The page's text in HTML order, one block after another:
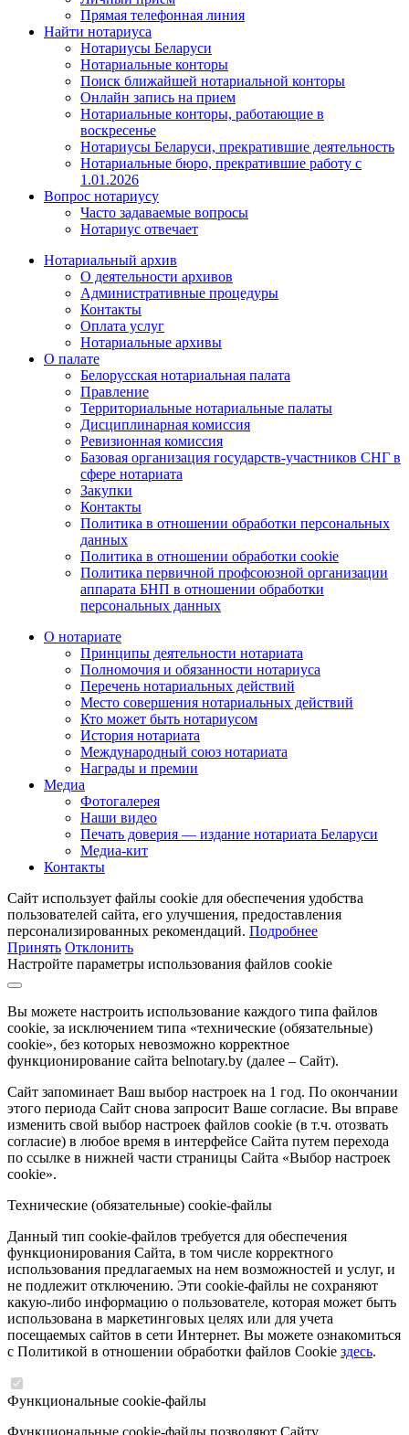
Прямая телефонная линия
Найти нотариуса
Нотариусы Беларуси
Нотариальные конторы
Поиск ближайшей нотариальной конторы
Онлайн запись на прием
Нотариальные конторы, работающие в
воскресенье
Нотариусы Беларуси, прекратившие деятельность
Нотариальные бюро, прекратившие работу с
1.01.2026
Вопрос нотариусу
Часто задаваемые вопросы
Нотариус отвечает
Нотариальный архив
О деятельности архивов
Административные процедуры
Контакты
Оплата услуг
Нотариальные архивы
О палате
Белорусская нотариальная палата
Правление
Территориальные нотариальные палаты
Дисциплинарная комиссия
Ревизионная комиссия
Базовая организация государств-участников СНГ в
сфере нотариата
Закупки
Контакты
Политика в отношении обработки персональных
данных
Политика в отношении обработки cookie
Политика первичной профсоюзной организации
аппарата БНП в отношении обработки
персональных данных
О нотариате
Принципы деятельности нотариата
Полномочия и обязанности нотариуса
Перечень нотариальных действий
Место совершения нотариальных действий
Кто может быть нотариусом
История нотариата
Международный союз нотариата
Награды и премии
Медиа
Фотогалерея
Наши видео
Печать доверия — издание нотариата Беларуси
Медиа-кит
Контакты
Сайт использует файлы cookie для обеспечения удобства
пользователей сайта, его улучшения, предоставления
персонализированных рекомендаций. Подробнее
Принять Отклонить
Настройте параметры использования файлов cookie
Вы можете настроить использование каждого типа файлов
cookie, за исключением типа «технические (обязательные)
cookie», без которых невозможно корректное
функционирование сайта belnotary.by (далее – Сайт).
Сайт запоминает Ваш выбор настроек на 1 год. По окончании
этого периода Сайт снова запросит Ваше согласие. Вы вправе
изменить свой выбор настроек файлов cookie (в т.ч. отозвать
согласие) в любое время в интерфейсе Сайта путем перехода
по ссылке в нижней части страницы Сайта «Выбор настроек
cookie».
Технические (обязательные) cookie-файлы
Данный тип cookie-файлов требуется для обеспечения
функционирования Сайта, в том числе корректного
использования предлагаемых на нем возможностей и услуг, и
не подлежит отключению. Эти cookie-файлы не сохраняют
какую-либо информацию о пользователе, которая может быть
использована в маркетинговых целях или для учета
посещаемых сайтов в сети Интернет. Вы можете ознакомиться
с Политикой в отношении обработки файлов Cookie здесь.
Функциональные cookie-файлы
Функциональные cookie-файлы позволяют Сайту